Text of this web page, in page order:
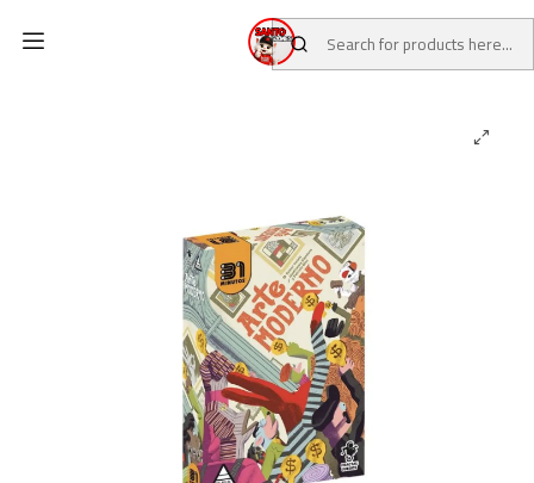
Board Games 31 Minutos Games
Arte Moderno (Modern Art)